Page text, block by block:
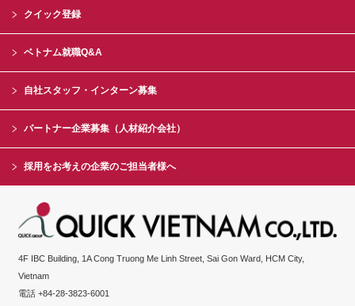
クイック登録
ベトナム就職Q&A
自社スタッフ・インターン募集
パートナー企業募集（人材紹介会社）
採用をお考えの企業のご担当者様へ
4F IBC Building, 1A Cong Truong Me Linh Street, Sai Gon Ward, HCM City,
Vietnam
電話 +84-28-3823-6001